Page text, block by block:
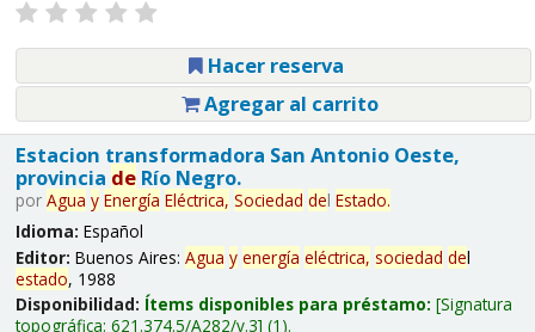
Hacer reserva
Agregar al carrito
Estacion transformadora San Antonio Oeste,
provincia deRío Negro.
por Agua y Energía Eléctrica, Sociedad del Estado.
Idioma: Español
Editor: Buenos Aires: Agua y energía eléctrica, sociedad del
estado, 1988
Disponibilidad: Ítems disponibles para préstamo: Signatura
topográfica: 621.374.5/A282/v.3 (1).